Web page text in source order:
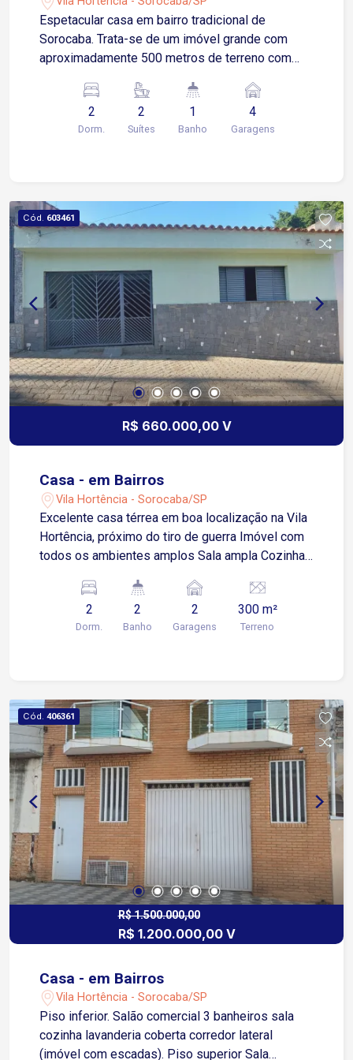
Espetacular casa em bairro tradicional de
Sorocaba. Trata-se de um imóvel grande com
aproximadamente 500 metros de terreno com
suítes com ar condicionado. 2 salas, cozinha,
lavanderia, área para jardim. Ampla área gourmet
com duas churrasqueira Garagem com vaga para
2
Dorm.
2
Suítes
1
Banho
4
Garagens
Cód. 603461
R$ 660.000,00 V
Casa - em Bairros
Vila Hortência - Sorocaba/SP
Excelente casa térrea em boa localização na Vila
Hortência, próximo do tiro de guerra Imóvel com
todos os ambientes amplos Sala ampla Cozinha
Edícula com 3 cômodos e 1 banheiro Garagem
coberta para dois carros
2
Dorm.
2
Banho
2
Garagens
300 m²
Terreno
Cód. 406361
R$ 1.500.000,00
R$ 1.200.000,00 V
Casa - em Bairros
Vila Hortência - Sorocaba/SP
Piso inferior. Salão comercial 3 banheiros sala
cozinha lavanderia coberta corredor lateral
(imóvel com escadas). Piso superior Sala